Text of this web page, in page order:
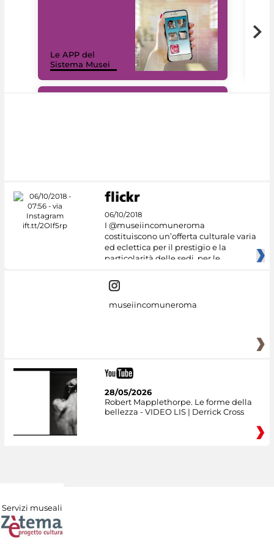
Le APP del
Sistema Musei
06/10/2018
I @museiincomuneroma
costituiscono un’offerta culturale varia
ed eclettica per il prestigio e la
particolarità delle sedi, per le
museiincomuneroma
28/05/2026
Robert Mapplethorpe. Le forme della
bellezza - VIDEO LIS | Derrick Cross
Servizi museali